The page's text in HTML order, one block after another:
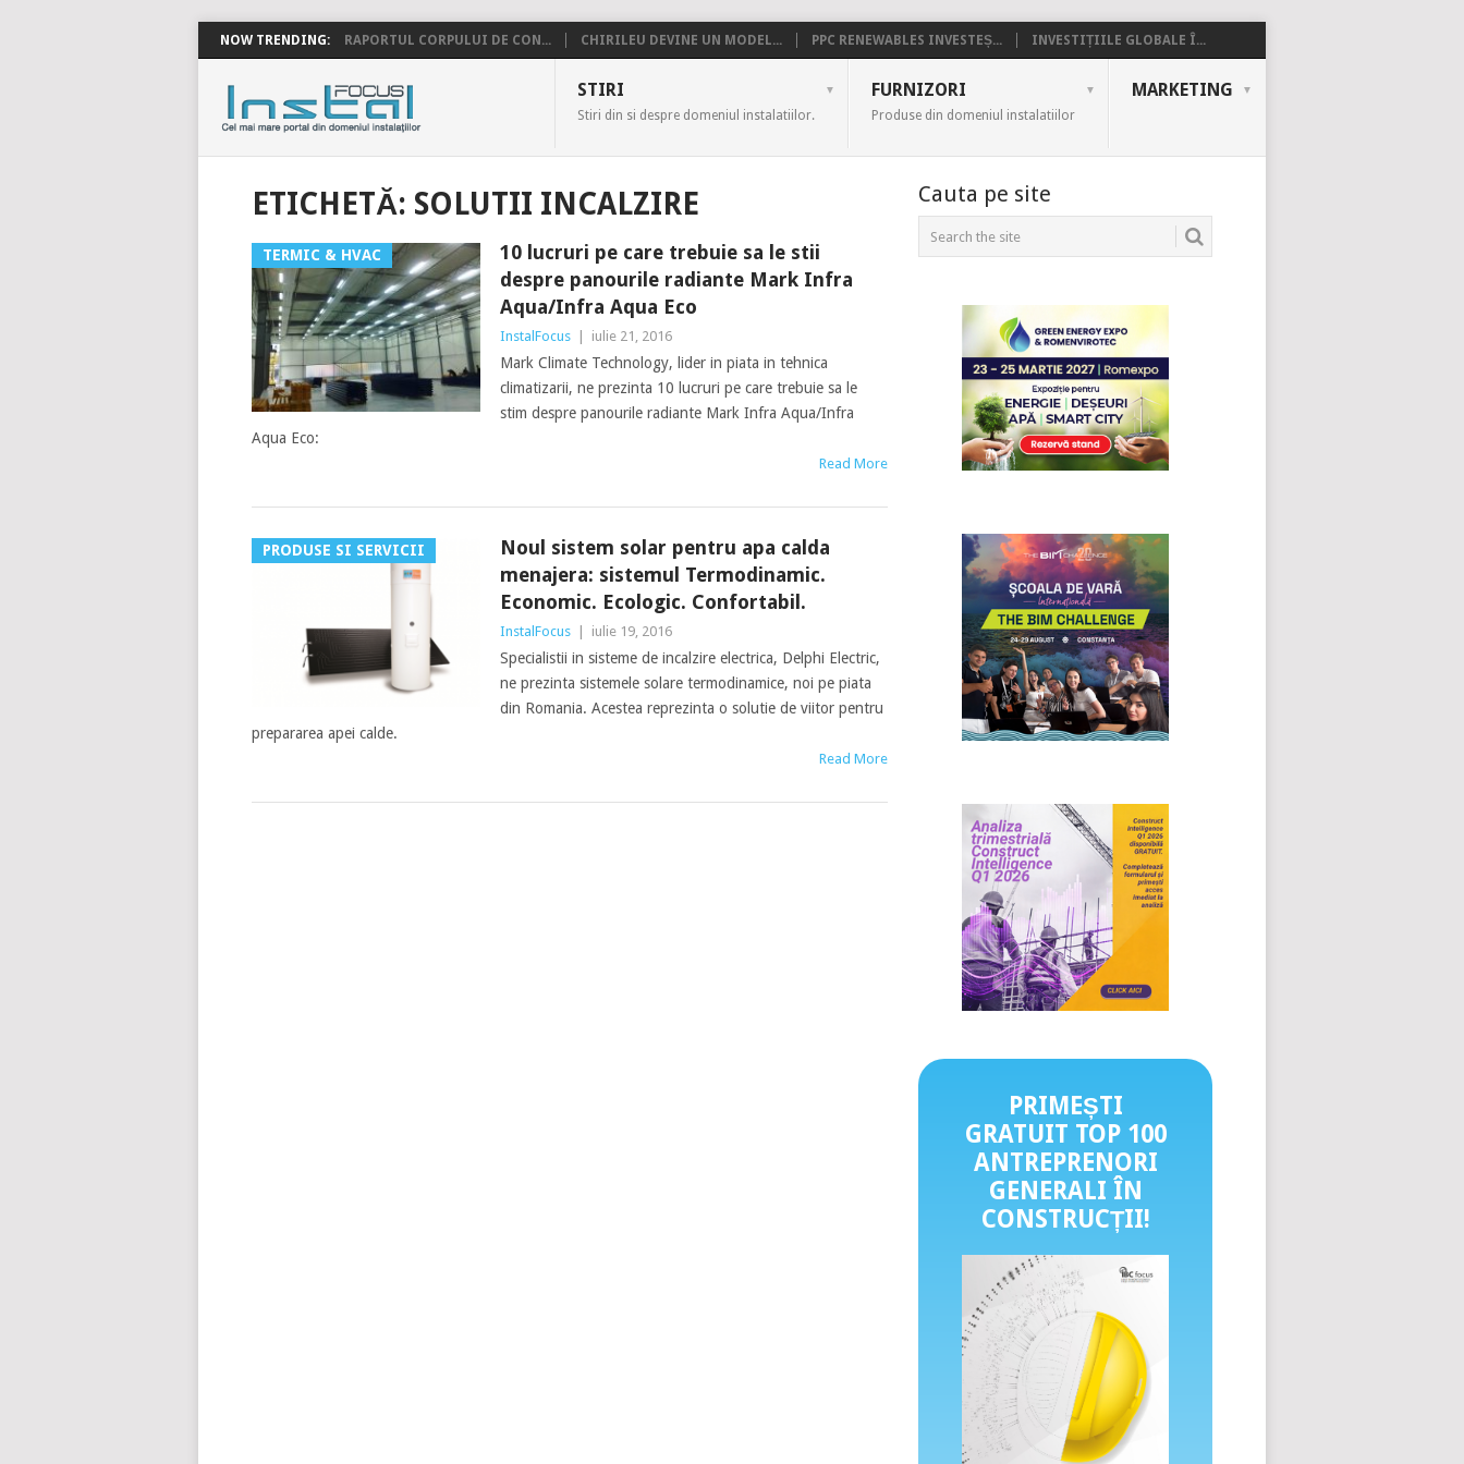
NOW TRENDING: RAPORTUL CORPULUI DE CON... CHIRILEU DEVINE UN MODEL... PPC RENEWABLES INVESTEȘ... INVESTIȚIILE GLOBALE Î...
INSTALFOCUS STIRI
Stiri din si despre domeniul instalatiilor.
FURNIZORI
Produse din domeniul instalatiilor
MARKETING
ETICHETĂ: SOLUTII INCALZIRE
TERMIC & HVAC
10 lucruri pe care trebuie sa le stii
despre panourile radiante Mark Infra
Aqua/Infra Aqua Eco
InstalFocus iulie 21, 2016
Mark Climate Technology, lider in piata in tehnica
climatizarii, ne prezinta 10 lucruri pe care trebuie sa le
stim despre panourile radiante Mark Infra Aqua/Infra
Aqua Eco:
Read More
PRODUSE SI SERVICII
Noul sistem solar pentru apa calda
menajera: sistemul Termodinamic.
Economic. Ecologic. Confortabil.
InstalFocus iulie 19, 2016
Specialistii in sisteme de incalzire electrica, Delphi Electric,
ne prezinta sistemele solare termodinamice, noi pe piata
din Romania. Acestea reprezinta o solutie de viitor pentru
prepararea apei calde.
Read More
Cauta pe site
PRIMEȘTI
GRATUIT TOP 100
ANTREPRENORI
GENERALI ÎN
CONSTRUCȚII!